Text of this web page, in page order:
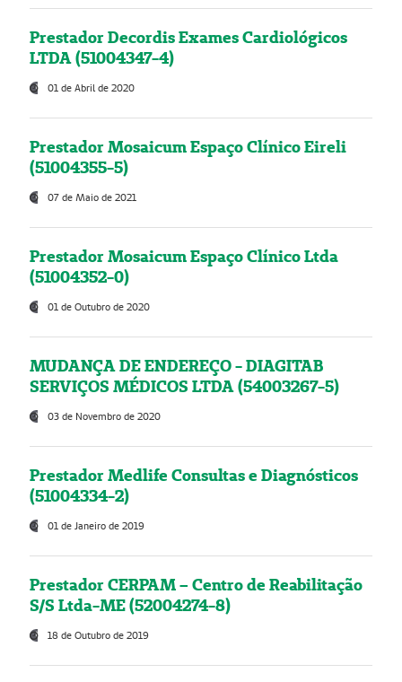
Prestador Decordis Exames Cardiológicos
LTDA (51004347-4)
01 de Abril de 2020
Prestador Mosaicum Espaço Clínico Eireli
(51004355-5)
07 de Maio de 2021
Prestador Mosaicum Espaço Clínico Ltda
(51004352-0)
01 de Outubro de 2020
MUDANÇA DE ENDEREÇO - DIAGITAB
SERVIÇOS MÉDICOS LTDA (54003267-5)
03 de Novembro de 2020
Prestador Medlife Consultas e Diagnósticos
(51004334-2)
01 de Janeiro de 2019
Prestador CERPAM – Centro de Reabilitação
S/S Ltda-ME (52004274-8)
18 de Outubro de 2019